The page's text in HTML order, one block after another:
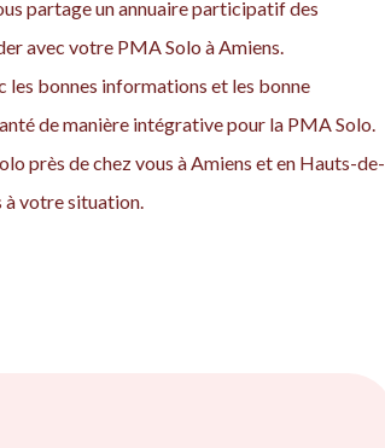
partage un annuaire participatif des
avec votre PMA Solo à Amiens.
les bonnes informations et les bonne
de manière intégrative pour la PMA Solo.
près de chez vous à Amiens et en Hauts-de-
à votre situation.